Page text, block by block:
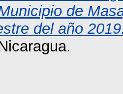
de
del año